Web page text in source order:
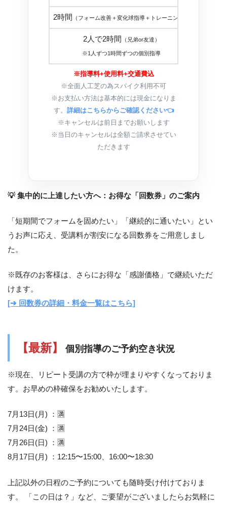
2時間 （フォーム改善＋変化球指導＋トレーニング）
2人で2時間 （兄弟or友達）
※1人ずつ1時間ずつの個別指導
※指導料+使用料+交通費込
※全面人工芝の為スパイク利用不可
※お支払い方法は基本的には現金になりま
す。 詳細はこちらからご確認ください👈
※キャンセルは前日までお願いします
※当日のキャンセルは全額ご請求させてい
ただきます
💡 集中的に上達したい方へ：お得な「回数券」のご案内
「短期間でフォームを固めたい」「継続的に通いたい」とい
うお声に応え、受講料が割安になる回数券をご用意しまし
た。
※既存のお客様は、さらにお得な「感謝価格」で継続いただ
けます。
[➔ 回数券の詳細・料金一覧はこちら]
【最新】 個別指導のご予約空き状況
※現在、リピート受講の方で枠が埋まりやすくなっておりま
す。お早めの枠確保をお勧めいたします。
7月13日(月) ：🈵
7月24日(金) ：🈵
7月26日(日) ：🈵
8月17日(月) ：12:15〜15:00、16:00〜18:30
上記以外の日程のご予約についても随時受け付けておりま
す。 「この日は？」など、ご要望がございましたらお気軽に